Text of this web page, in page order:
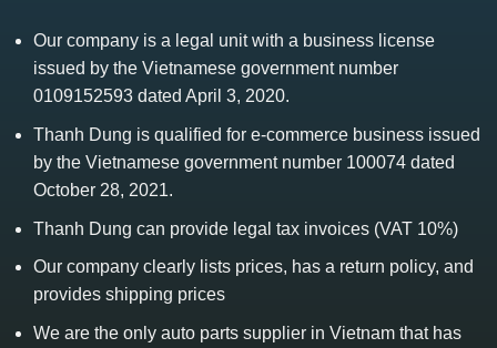
Our company is a legal unit with a business license
issued by the Vietnamese government number
0109152593 dated April 3, 2020.
Thanh Dung is qualified for e-commerce business issued
by the Vietnamese government number 100074 dated
October 28, 2021.
Thanh Dung can provide legal tax invoices (VAT 10%)
Our company clearly lists prices, has a return policy, and
provides shipping prices
We are the only auto parts supplier in Vietnam that has